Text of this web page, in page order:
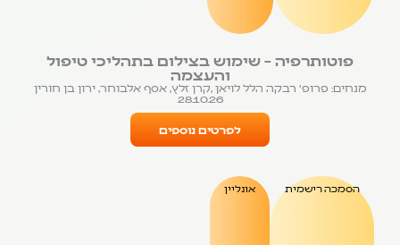
פוטותרפיה – שימוש בצילום בתהליכי טיפול
והעצמה
מנחים: פרופ' רבקה הלל לויאן ,קרן זלץ, אסף אלבוחר, ירון בן חורין
28.10.26
לפרטים נוספים
הסמכה רישמית אונליין